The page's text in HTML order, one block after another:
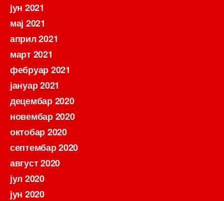
јун 2021
мај 2021
април 2021
март 2021
фебруар 2021
јануар 2021
децембар 2020
новембар 2020
октобар 2020
септембар 2020
август 2020
јул 2020
јун 2020